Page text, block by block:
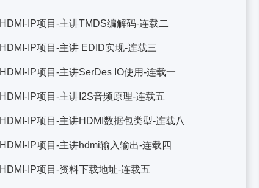
HDMI-IP项目-主讲TMDS编解码-连载二
HDMI-IP项目-主讲 EDID实现-连载三
HDMI-IP项目-主讲SerDes IO使用-连载一
HDMI-IP项目-主讲I2S音频原理-连载五
HDMI-IP项目-主讲HDMI数据包类型-连载八
HDMI-IP项目-主讲hdmi输入输出-连载四
HDMI-IP项目-资料下载地址-连载五